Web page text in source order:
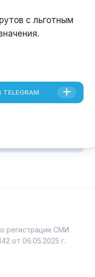
с льготным
TELEGRAM
регистрации СМИ
от 06.05.2025 г.